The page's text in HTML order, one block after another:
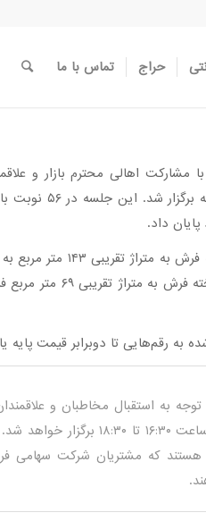
حراج تماس با ما
اهالی محترم بازار و
فرش‌های عرضه شده در ۴۱ نوبت
پایه فروخته شدند. اما در
روز در هر هفته (دوشنبه و چهارشنبه) بین
هستند که مشتریان شرکت سهامی